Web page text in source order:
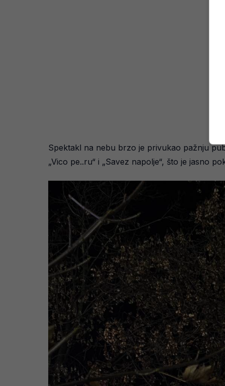
Spektakl na nebu brzo je privukao pažnju
„Vico pe..ru“ i „Savez napolje“, što je jasno